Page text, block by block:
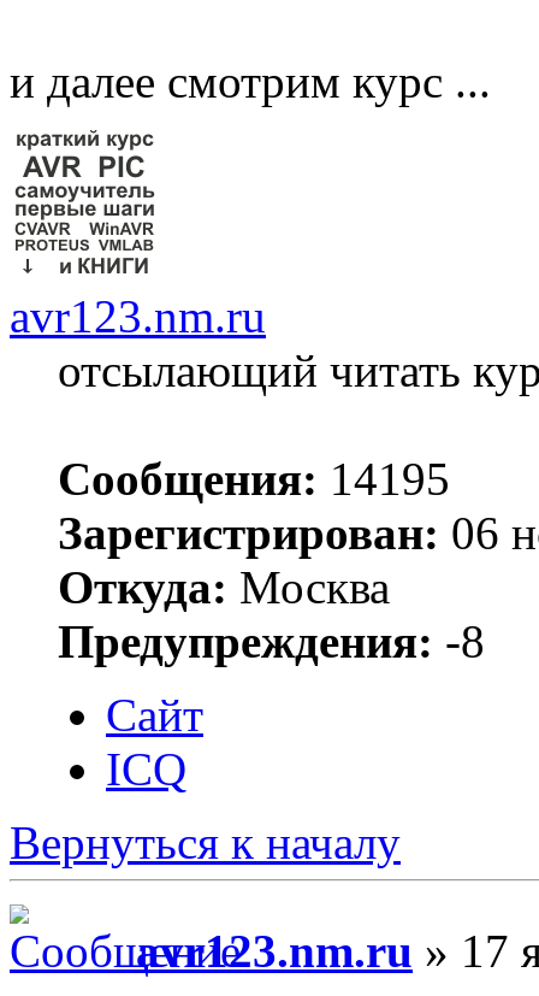
и далее смотрим курс ...
avr123.nm.ru
отсылающий читать
Сообщения: 14195
Зарегистрирован: 06
Откуда: Москва
Предупреждения: -8
Сайт
ICQ
Вернуться к началу
avr123.nm.ru » 17